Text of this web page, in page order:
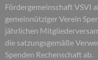
Fördergemeinschaft VSVI
gemeinnütziger Verein
jährlichen
die satzungsgemäße
Spenden Rechenschaft ab.